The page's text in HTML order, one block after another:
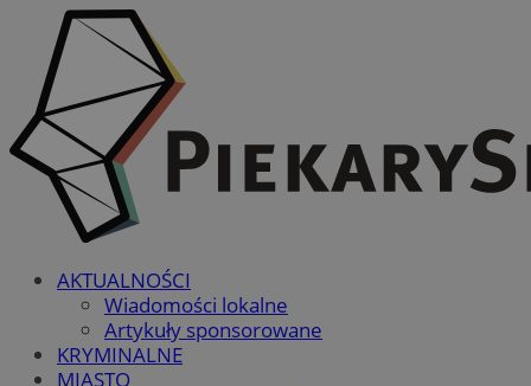
AKTUALNOŚCI
Wiadomości lokalne
Artykuły sponsorowane
KRYMINALNE
MIASTO